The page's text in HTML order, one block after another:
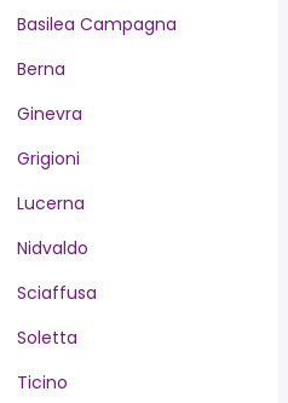
Basilea Campagna
Berna
Ginevra
Grigioni
Lucerna
Nidvaldo
Sciaffusa
Soletta
Ticino